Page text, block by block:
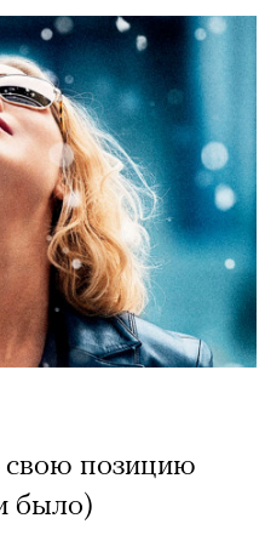
свою позицию
было)